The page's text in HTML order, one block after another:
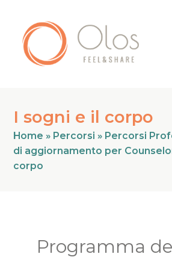
I sogni e il corpo
Home » Percorsi » Percorsi
di aggiornamento per
corpo
Programma